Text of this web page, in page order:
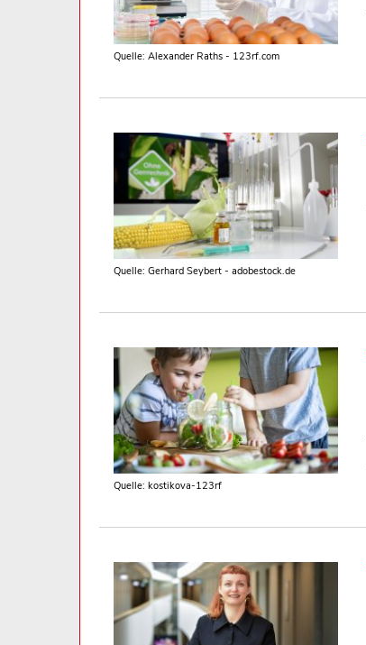
Quelle: Alexander Raths - 123rf.com
Quelle: Gerhard Seybert - adobestock.de
Quelle: kostikova-123rf